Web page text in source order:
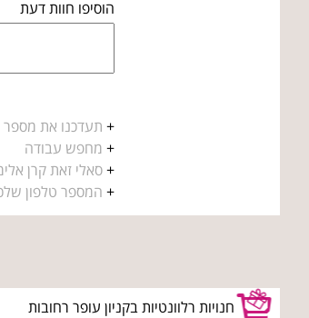
הוסיפו חוות דעת
+ תעדכנו את
+ מחפש עבודה
+סאלי זאת קרן
+ המספר טלפון
חנויות רלוונטיות בקניון עופר רחובות